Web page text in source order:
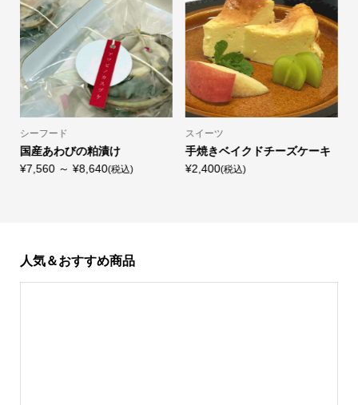
シーフード
国産あわびの粕漬け
¥7,560 ～ ¥8,640(税込)
スイーツ
手焼きベイクドチーズケーキ
¥2,400(税込)
人気＆おすすめ商品